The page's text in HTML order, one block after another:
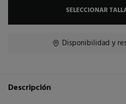
SELECCIONAR
Disponibilidad y
Descripción